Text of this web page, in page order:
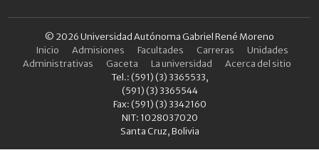
© 2026 Universidad Autónoma Gabriel René Moreno
Inicio
Admisiones Facultades Carreras
Unidades
Administrativas
Gaceta La universidad
Acerca del sitio
Tel.: (591) (3) 3365533,
(591) (3) 3365544
Fax: (591) (3) 3342160
NIT: 1028037020
Santa Cruz, Bolivia